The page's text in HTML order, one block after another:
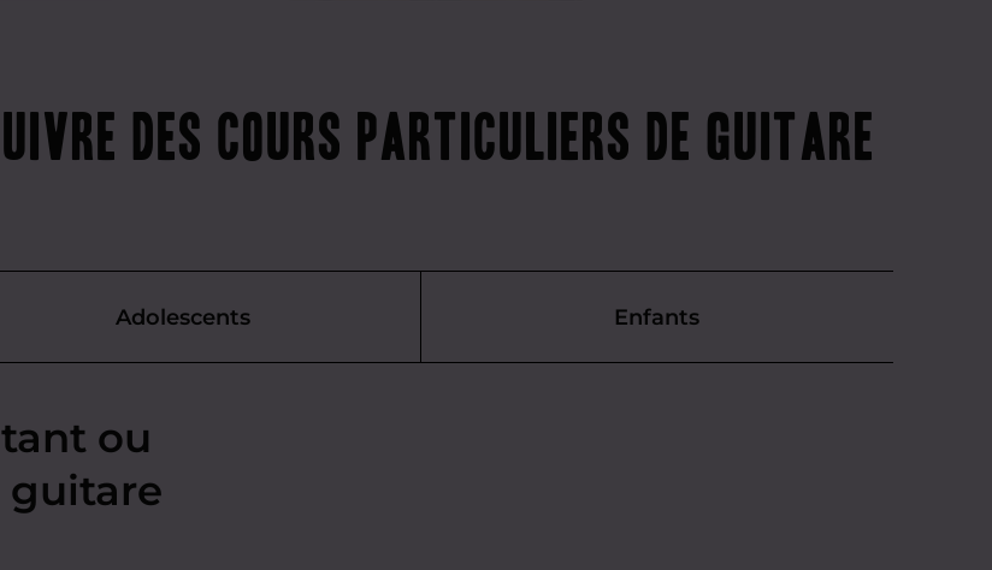
des cours particuliers de guitare
Adolescents Enfants
ou
guitare